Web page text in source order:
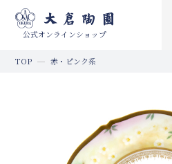
公式オンラインショップ
TOP 赤・ピンク系